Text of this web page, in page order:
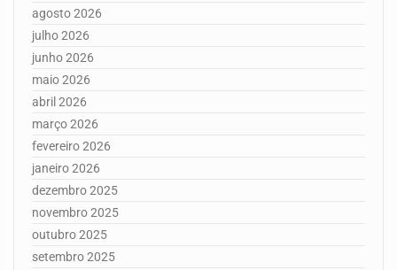
agosto 2026
julho 2026
junho 2026
maio 2026
abril 2026
março 2026
fevereiro 2026
janeiro 2026
dezembro 2025
novembro 2025
outubro 2025
setembro 2025